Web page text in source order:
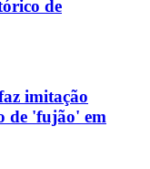
de
imitação
de 'fujão' em